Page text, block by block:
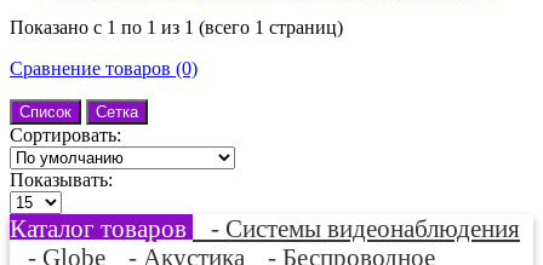
Показано с 1 по 1 из 1 (всего 1 страниц)
Сравнение товаров (0)
Список Сетка
Сортировать:
Показывать:
Каталог товаров
- Системы видеонаблюдения
- Globe
- Акустика
- Беспроводное